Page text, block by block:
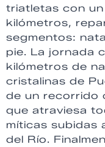
triatletas con
kilómetros,
segmentos:
pie. La jornada
kilómetros de
cristalinas de
de un recorrido
que atraviesa
míticas subidas
del Río.